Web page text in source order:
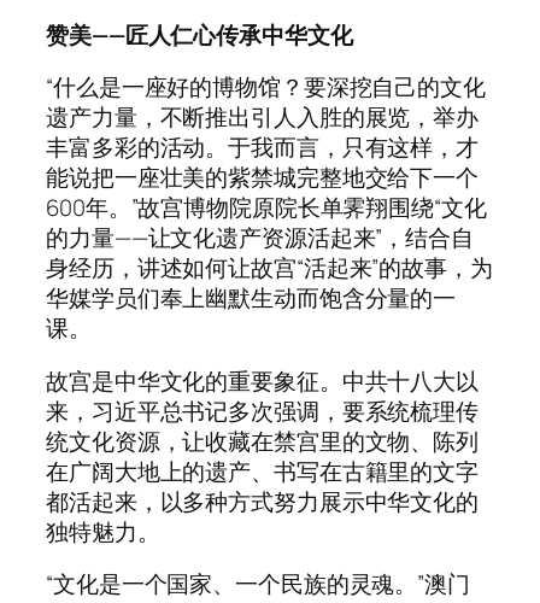
赞美——匠人仁心传承中华文化
“什么是一座好的博物馆？要深挖自己的文化
遗产力量，不断推出引人入胜的展览，举办
丰富多彩的活动。于我而言，只有这样，才
能说把一座壮美的紫禁城完整地交给下一个
600年。”故宫博物院原院长单霁翔围绕“文化
的力量——让文化遗产资源活起来”，结合自
身经历，讲述如何让故宫“活起来”的故事，为
华媒学员们奉上幽默生动而饱含分量的一
课。
故宫是中华文化的重要象征。中共十八大以
来，习近平总书记多次强调，要系统梳理传
统文化资源，让收藏在禁宫里的文物、陈列
在广阔大地上的遗产、书写在古籍里的文字
都活起来，以多种方式努力展示中华文化的
独特魅力。
“文化是一个国家、一个民族的灵魂。”澳门